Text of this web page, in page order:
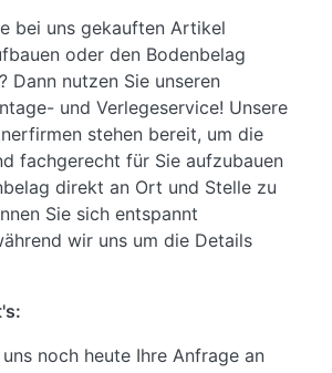
bei uns gekauften Artikel
oder den Bodenbelag
Dann nutzen Sie unseren
und Verlegeservice! Unsere
stehen bereit, um die
fachgerecht für Sie aufzubauen
direkt an Ort und Stelle zu
Sie sich entspannt
wir uns um die Details
uns noch heute Ihre Anfrage an